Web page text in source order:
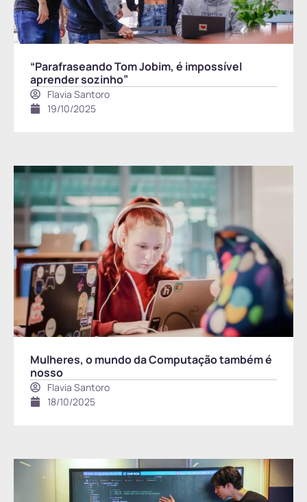
“Parafraseando Tom Jobim, é impossível
aprender sozinho”
Flavia Santoro
19/10/2025
Mulheres, o mundo da Computação também é
nosso
Flavia Santoro
18/10/2025